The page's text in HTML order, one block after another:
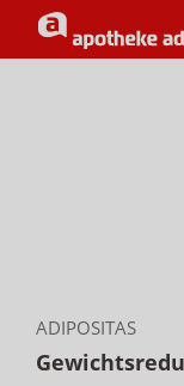
ADIPOSITAS